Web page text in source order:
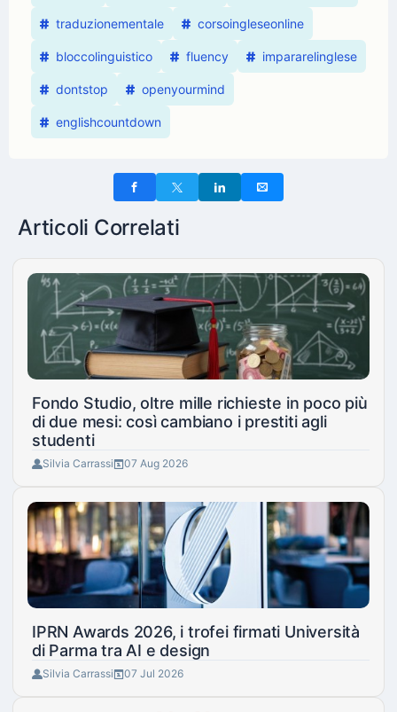
traduzionementale corsoingleseonline
bloccolinguistico fluency impararelinglese
dontstop openyourmind
englishcountdown
Articoli Correlati
Fondo Studio, oltre mille richieste in poco più
di due mesi: così cambiano i prestiti agli
studenti
Silvia Carrassi 07 Aug 2026
IPRN Awards 2026, i trofei firmati Università
di Parma tra AI e design
Silvia Carrassi 07 Jul 2026